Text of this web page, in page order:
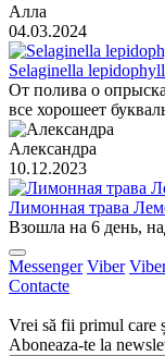
Алла
04.03.2024
Selaginella
От полива о
все хорошеет
Александра
10.12.2023
Лимонная трава
Взошла на 6 день,
Messenger Viber
Contacte
Vrei să fii primul care
Aboneaza-te la